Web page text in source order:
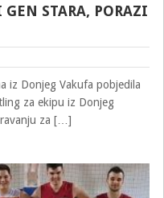
STARA, PORAZI
iz Donjeg Vakufa pobjedila
za ekipu iz Donjeg
za […]